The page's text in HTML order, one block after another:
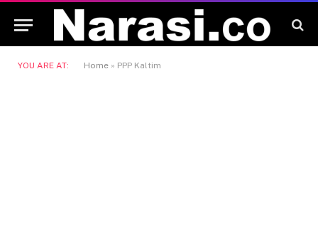
YOU ARE AT: Home » PPP Kaltim